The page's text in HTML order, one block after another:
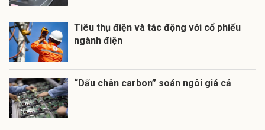
Tiêu thụ điện và tác động với cổ phiếu
ngành điện
“Dấu chân carbon” soán ngôi giá cả